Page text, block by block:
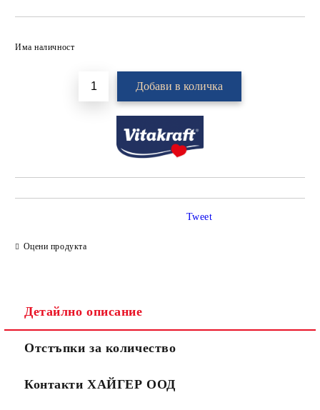
Има наличност
Оцени продукта
Tweet
Детайлно описание
Отстъпки за количество
Контакти ХАЙГЕР ООД